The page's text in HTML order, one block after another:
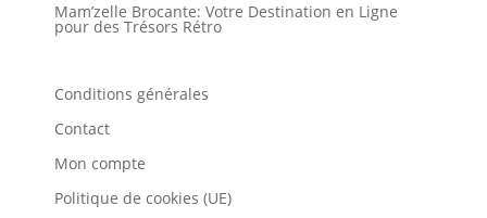
Mam’zelle Brocante: Votre Destination en Ligne
pour des Trésors Rétro
Conditions générales
Contact
Mon compte
Politique de cookies (UE)